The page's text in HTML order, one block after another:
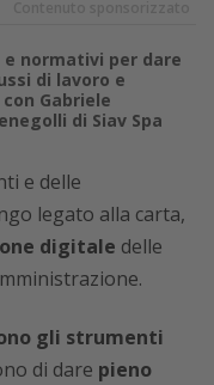
normativi per dare
di lavoro e
Gabriele
di Siav Spa
e delle
legato alla carta,
digitale delle
gli strumenti
di dare pieno